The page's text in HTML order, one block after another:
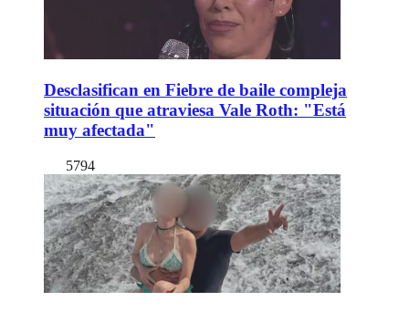
Desclasifican en Fiebre de baile compleja
situación que atraviesa Vale Roth: "Está
muy afectada"
5794